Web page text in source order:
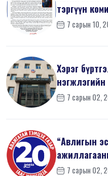
тэргүүн
мэндчил...
7 сарын 10,
Хэрэг
7 сарын 02,
“Авлигын
7 сарын 02,